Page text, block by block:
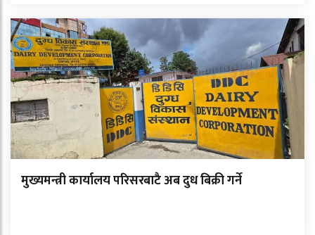
मुख्यमन्त्री कार्यालय परिसरबाटै अब दुध बिक्री गर्ने